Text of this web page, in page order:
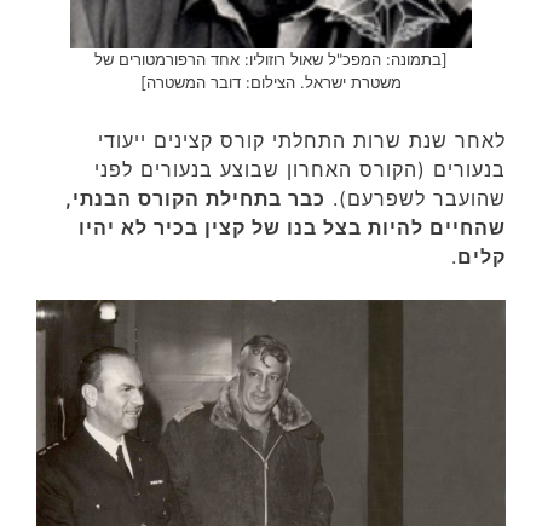
[בתמונה: המפכ"ל שאול רוזוליו: אחד הרפורמטורים של
משטרת ישראל. הצילום: דובר המשטרה]
לאחר שנת שרות התחלתי קורס קצינים ייעודי
בנעורים (הקורס האחרון שבוצע בנעורים לפני
שהועבר לשפרעם). כבר בתחילת הקורס הבנתי,
שהחיים להיות בצל בנו של קצין בכיר לא יהיו
קלים.